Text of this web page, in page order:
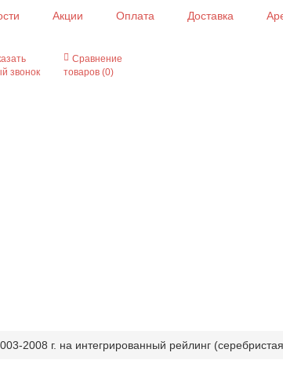
Акции Оплата Доставка
звонок
Сравнение
товаров (0)
2008 г. на интегрированный рейлинг